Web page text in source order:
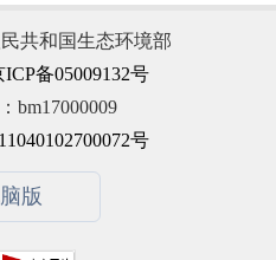
共和国生态环境部
ICP备05009132号
bm17000009
号
版